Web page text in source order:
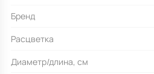
Бренд
Расцветка
Диаметр/длина, см